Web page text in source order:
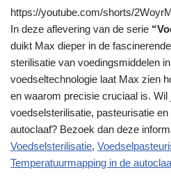
https://youtube.com/shorts/
In deze aflevering van de serie
duikt Max dieper in de
sterilisatie van voedingsmiddelen
voedseltechnologie laat Max zien
en waarom precisie cruciaal is.
voedselsterilisatie, pasteurisatie
autoclaaf? Bezoek dan deze
Voedselsterilisatie,
Temperatuurmapping in de